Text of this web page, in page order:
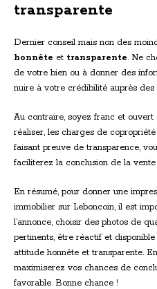
transparente
Dernier conseil mais non des
honnête et transparente. Ne
de votre bien ou à donner des
nuire à votre crédibilité auprès
Au contraire, soyez franc et
réaliser, les charges de
faisant preuve de transparence,
faciliterez la conclusion de la
En résumé, pour donner une
immobilier sur Leboncoin, il est
l’annonce, choisir des photos de
pertinents, être réactif et
attitude honnête et transparente.
maximiserez vos chances de
favorable. Bonne chance !